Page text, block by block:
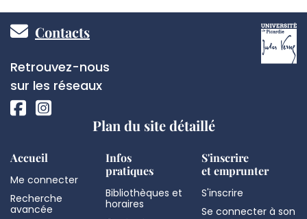
Pied
de
page
Contacts
Réseaux
sociaux
Retrouvez-nous
sur les réseaux
Plan du site détaillé
Accueil
Me connecter
Recherche
avancée
Infos
pratiques
Bibliothèques et
horaires
S'inscrire
et emprunter
S'inscrire
Se connecter à son